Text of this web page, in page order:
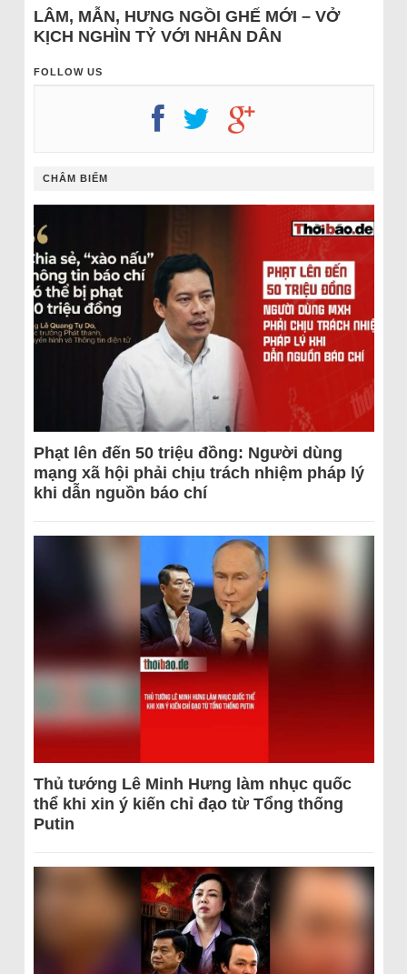
LÂM, MẪN, HƯNG NGỒI GHẾ MỚI – VỞ
KỊCH NGHÌN TỶ VỚI NHÂN DÂN
FOLLOW US
CHÂM BIẾM
Phạt lên đến 50 triệu đồng: Người dùng
mạng xã hội phải chịu trách nhiệm pháp lý
khi dẫn nguồn báo chí
Thủ tướng Lê Minh Hưng làm nhục quốc
thể khi xin ý kiến chỉ đạo từ Tổng thống
Putin